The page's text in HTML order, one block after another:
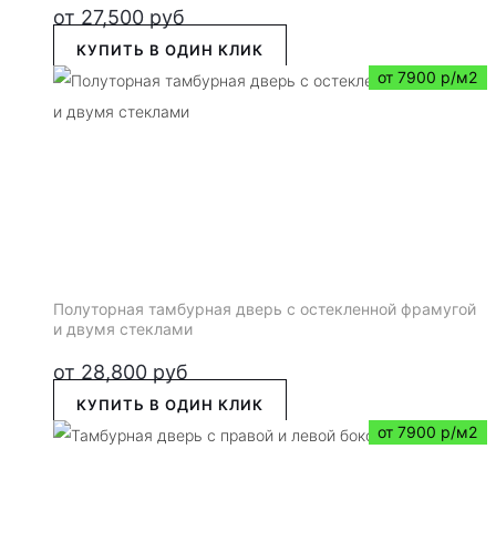
от 27,500 руб
КУПИТЬ В ОДИН КЛИК
от 7900 р/м2
Полуторная тамбурная дверь с остекленной фрамугой
и двумя стеклами
от 28,800 руб
КУПИТЬ В ОДИН КЛИК
от 7900 р/м2